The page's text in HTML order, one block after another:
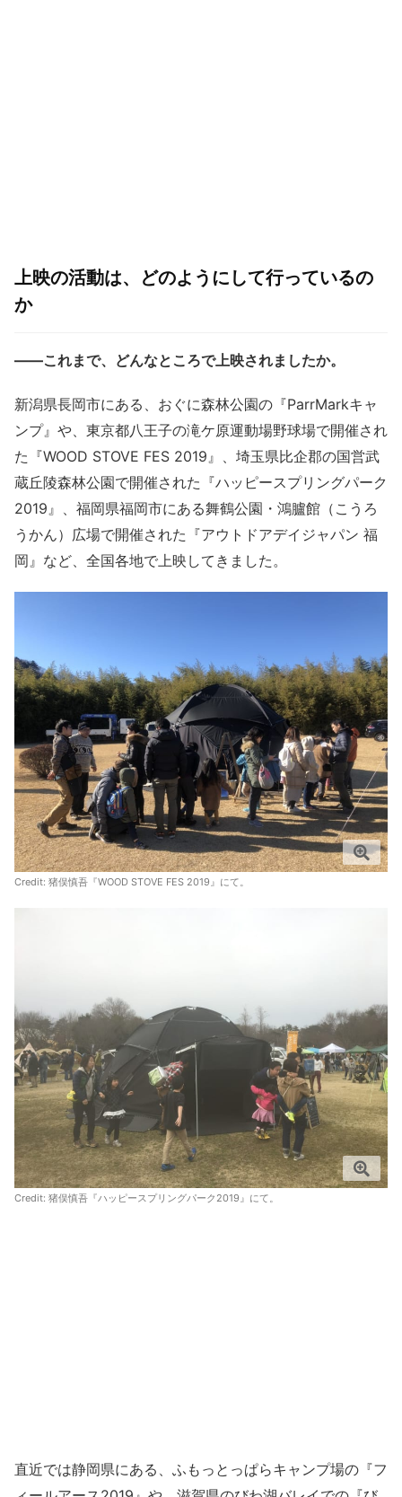
上映の活動は、どのようにして行っているの
か
——これまで、どんなところで上映されましたか。
新潟県長岡市にある、おぐに森林公園の『ParrMarkキャ
ンプ』や、東京都八王子の滝ケ原運動場野球場で開催され
た『WOOD STOVE FES 2019』、埼玉県比企郡の国営武
蔵丘陵森林公園で開催された『ハッピースプリングパーク
2019』、福岡県福岡市にある舞鶴公園・鴻臚館（こうろ
うかん）広場で開催された『アウトドアデイジャパン 福
岡』など、全国各地で上映してきました。
Credit: 猪俣慎吾『WOOD STOVE FES 2019』にて。
Credit: 猪俣慎吾『ハッピースプリングパーク2019』にて。
直近では静岡県にある、ふもっとっぱらキャンプ場の『フ